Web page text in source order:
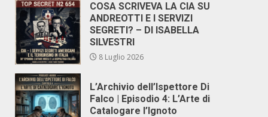
COSA SCRIVEVA LA CIA SU
ANDREOTTI E I SERVIZI
SEGRETI? – DI ISABELLA
SILVESTRI
8 Luglio 2026
L’Archivio dell’Ispettore Di
Falco | Episodio 4: L’Arte di
Catalogare l’Ignoto